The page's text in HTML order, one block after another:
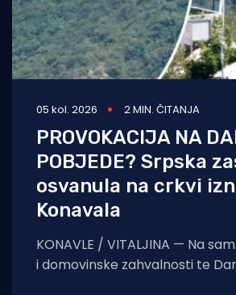
05 kol. 2026 2 MIN. ČITANJA
PROVOKACIJA NA
POBJEDE? Srpska
osvanula na crkvi
Konavala
KONAVLE / VITALJINA — Na
i domovinske zahvalnosti te